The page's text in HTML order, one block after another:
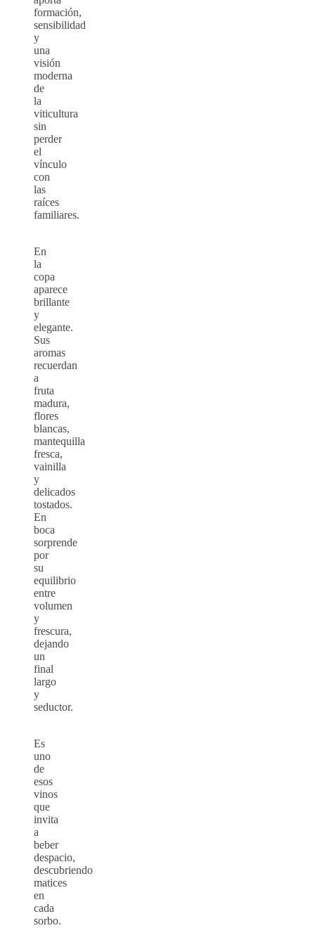
formación,
sensibilidad
y
una
visión
moderna
de
la
viticultura
sin
perder
el
vínculo
con
las
raíces
familiares.
En
la
copa
aparece
brillante
y
elegante.
Sus
aromas
recuerdan
a
fruta
madura,
flores
blancas,
mantequilla
fresca,
vainilla
y
delicados
tostados.
En
boca
sorprende
por
su
equilibrio
entre
volumen
y
frescura,
dejando
un
final
largo
y
seductor.
Es
uno
de
esos
vinos
que
invita
a
beber
despacio,
descubriendo
matices
en
cada
sorbo.